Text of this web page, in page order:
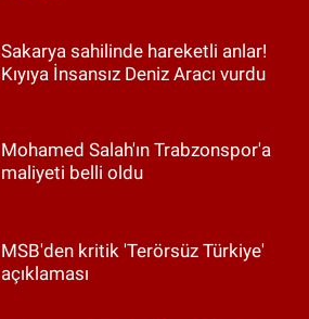
Sakarya sahilinde hareketli anlar!
Kıyıya İnsansız Deniz Aracı vurdu
Mohamed Salah'ın Trabzonspor'a
maliyeti belli oldu
MSB'den kritik 'Terörsüz Türkiye'
açıklaması